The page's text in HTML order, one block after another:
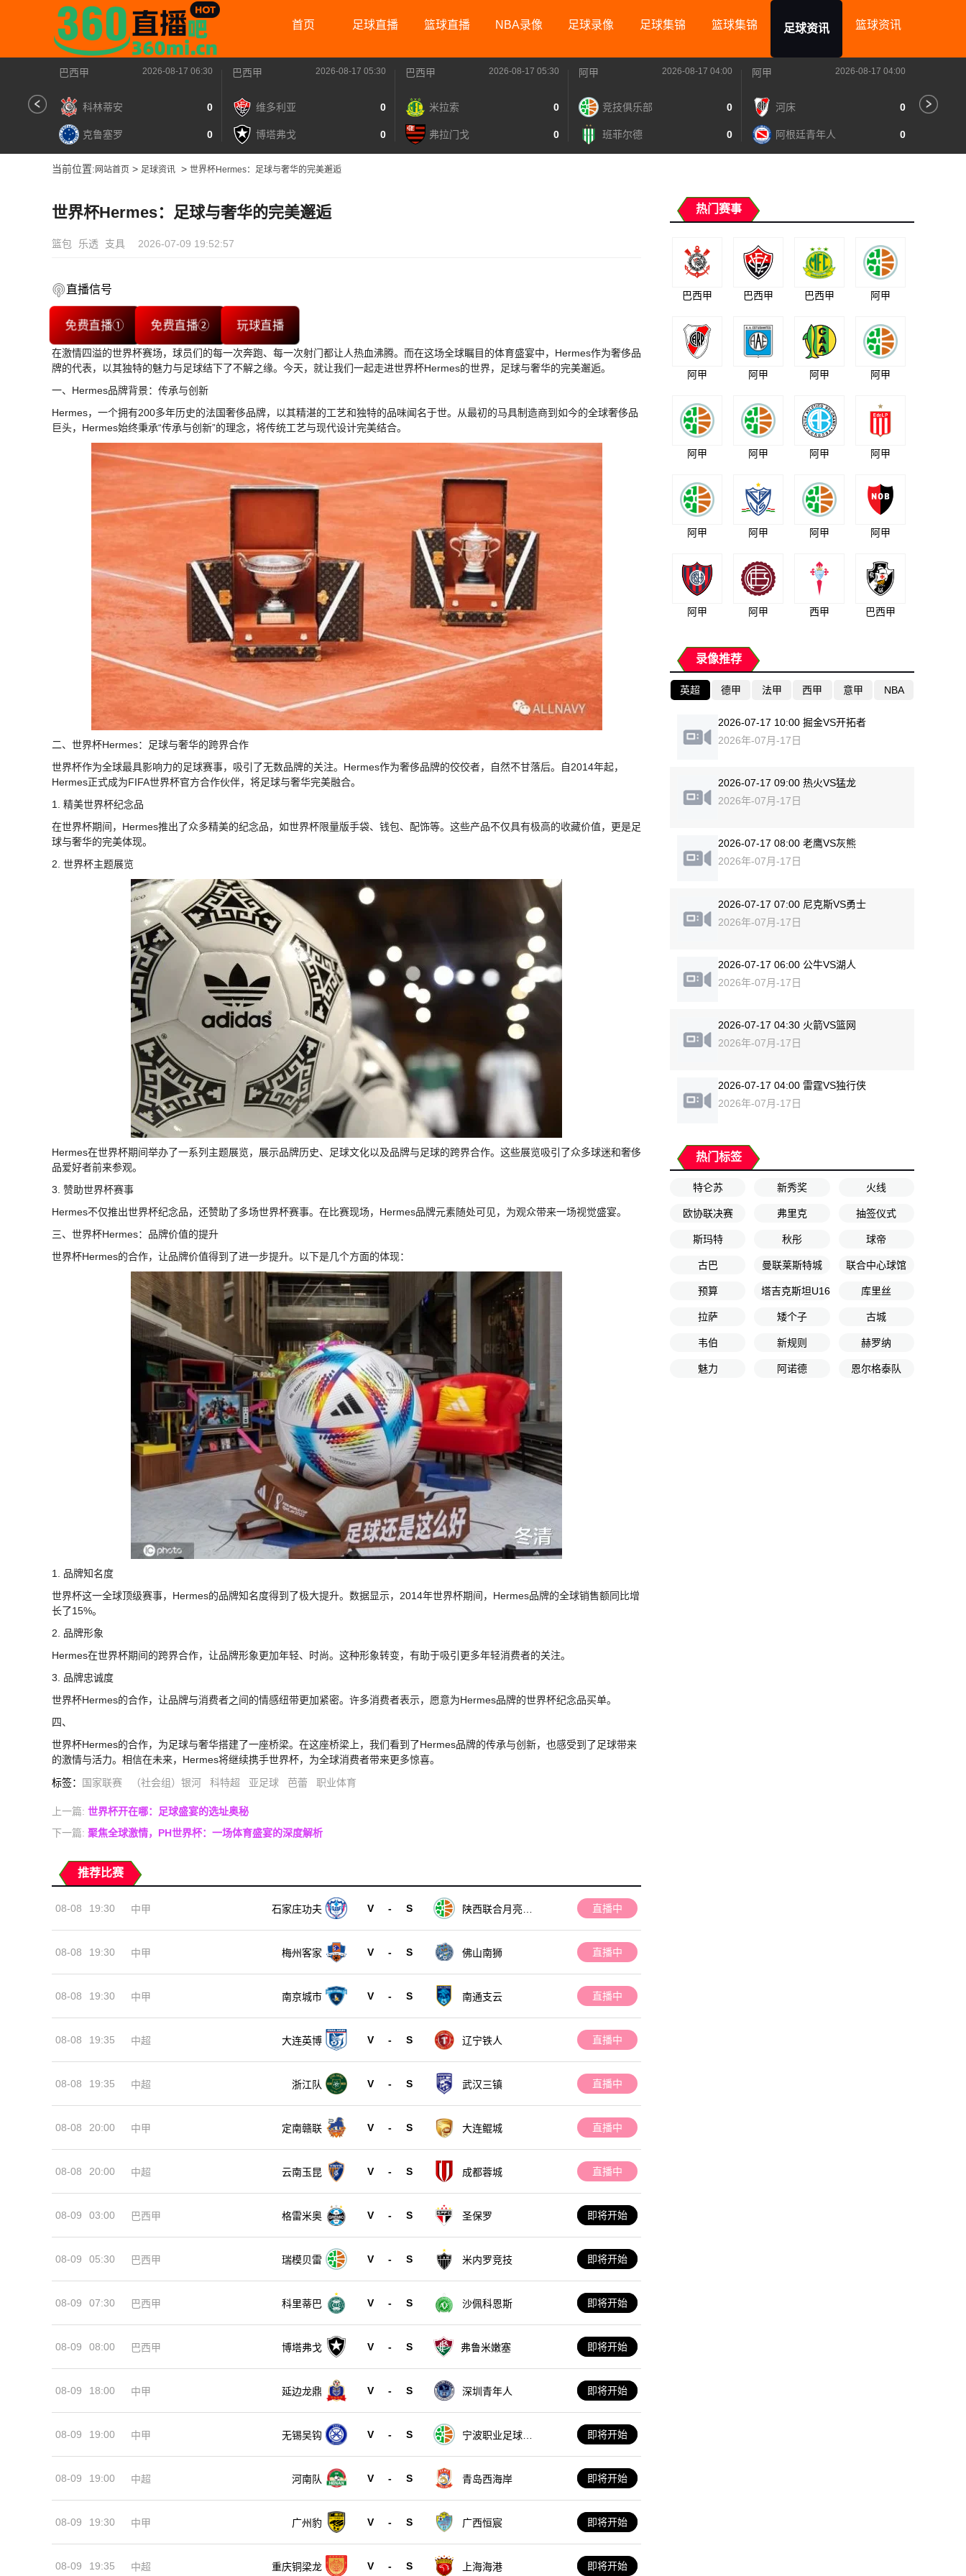
首页 足球直播 篮球直播 NBA录像 足球录像 足球集锦 篮球集锦 足球资讯 篮球资讯
巴西甲 2026-08-17 06:30
科林蒂安 0
克鲁塞罗 0
巴西甲 2026-08-17 05:30
维多利亚 0
博塔弗戈 0
巴西甲 2026-08-17 05:30
米拉索 0
弗拉门戈 0
阿甲 2026-08-17 04:00
竞技俱乐部 0
班菲尔德 0
阿甲 2026-08-17 04:00
河床 0
阿根廷青年人 0
当前位置: 网站首页 > 足球资讯 > 世界杯Hermes：足球与奢华的完美邂逅
世界杯Hermes：足球与奢华的完美邂逅
篮包 乐透 支具 2026-07-09 19:52:57
直播信号
免费直播① 免费直播② 玩球直播
在激情四溢的世界杯赛场，球员们的每一次奔跑、每一次射门都让人热血沸腾。而在这场全球瞩目的体育盛宴中，Hermes作为奢侈品
牌的代表，以其独特的魅力与足球结下了不解之缘。今天，就让我们一起走进世界杯Hermes的世界，足球与奢华的完美邂逅。
一、Hermes品牌背景：传承与创新
Hermes，一个拥有200多年历史的法国奢侈品牌，以其精湛的工艺和独特的品味闻名于世。从最初的马具制造商到如今的全球奢侈品
巨头，Hermes始终秉承“传承与创新”的理念，将传统工艺与现代设计完美结合。
二、世界杯Hermes：足球与奢华的跨界合作
世界杯作为全球最具影响力的足球赛事，吸引了无数品牌的关注。Hermes作为奢侈品牌的佼佼者，自然不甘落后。自2014年起，
Hermes正式成为FIFA世界杯官方合作伙伴，将足球与奢华完美融合。
1. 精美世界杯纪念品
在世界杯期间，Hermes推出了众多精美的纪念品，如世界杯限量版手袋、钱包、配饰等。这些产品不仅具有极高的收藏价值，更是足
球与奢华的完美体现。
2. 世界杯主题展览
Hermes在世界杯期间举办了一系列主题展览，展示品牌历史、足球文化以及品牌与足球的跨界合作。这些展览吸引了众多球迷和奢侈
品爱好者前来参观。
3. 赞助世界杯赛事
Hermes不仅推出世界杯纪念品，还赞助了多场世界杯赛事。在比赛现场，Hermes品牌元素随处可见，为观众带来一场视觉盛宴。
三、世界杯Hermes：品牌价值的提升
世界杯Hermes的合作，让品牌价值得到了进一步提升。以下是几个方面的体现：
1. 品牌知名度
世界杯这一全球顶级赛事，Hermes的品牌知名度得到了极大提升。数据显示，2014年世界杯期间，Hermes品牌的全球销售额同比增
长了15%。
2. 品牌形象
Hermes在世界杯期间的跨界合作，让品牌形象更加年轻、时尚。这种形象转变，有助于吸引更多年轻消费者的关注。
3. 品牌忠诚度
世界杯Hermes的合作，让品牌与消费者之间的情感纽带更加紧密。许多消费者表示，愿意为Hermes品牌的世界杯纪念品买单。
四、
世界杯Hermes的合作，为足球与奢华搭建了一座桥梁。在这座桥梁上，我们看到了Hermes品牌的传承与创新，也感受到了足球带来
的激情与活力。相信在未来，Hermes将继续携手世界杯，为全球消费者带来更多惊喜。
标签： 国家联赛 （社会组）银河 科特超 亚足球 芭蕾 职业体育
上一篇: 世界杯开在哪：足球盛宴的选址奥秘
下一篇: 聚焦全球激情，PH世界杯：一场体育盛宴的深度解析
推荐比赛
08-08 19:30 中甲 石家庄功夫 V - S
陕西联合月亮泊
直播中
08-08 19:30 中甲 梅州客家 V - S 佛山南狮 直播中
08-08 19:30 中甲 南京城市 V - S 南通支云 直播中
08-08 19:35 中超 大连英博 V - S 辽宁铁人 直播中
08-08 19:35 中超 浙江队 V - S 武汉三镇 直播中
08-08 20:00 中甲 定南赣联 V - S 大连鲲城 直播中
08-08 20:00 中超 云南玉昆 V - S 成都蓉城 直播中
08-09 03:00 巴西甲 格雷米奥 V - S 圣保罗 即将开始
08-09 05:30 巴西甲 瑞模贝雷 V - S 米内罗竞技 即将开始
08-09 07:30 巴西甲 科里蒂巴 V - S 沙佩科恩斯 即将开始
08-09 08:00 巴西甲 博塔弗戈 V - S 弗鲁米嫩塞 即将开始
08-09 18:00 中甲 延边龙鼎 V - S 深圳青年人 即将开始
08-09 19:00 中甲 无锡吴钩 V - S
宁波职业足球俱
即将开始
08-09 19:00 中超 河南队 V - S 青岛西海岸 即将开始
08-09 19:30 中甲 广州豹 V - S 广西恒宸 即将开始
08-09 19:35 中超 重庆铜梁龙 V - S 上海海港 即将开始
热门赛事
巴西甲 巴西甲 巴西甲 阿甲
阿甲 阿甲 阿甲 阿甲
阿甲 阿甲 阿甲 阿甲
阿甲 阿甲 阿甲 阿甲
阿甲 阿甲 西甲 巴西甲
录像推荐
英超 德甲 法甲 西甲 意甲 NBA
2026-07-17 10:00 掘金VS开拓者
2026年-07月-17日
2026-07-17 09:00 热火VS猛龙
2026年-07月-17日
2026-07-17 08:00 老鹰VS灰熊
2026年-07月-17日
2026-07-17 07:00 尼克斯VS勇士
2026年-07月-17日
2026-07-17 06:00 公牛VS湖人
2026年-07月-17日
2026-07-17 04:30 火箭VS篮网
2026年-07月-17日
2026-07-17 04:00 雷霆VS独行侠
2026年-07月-17日
热门标签
特仑苏 新秀奖 火线
欧协联决赛 弗里克 抽签仪式
斯玛特 秋彤 球帝
古巴 曼联莱斯特城 联合中心球馆
预算 塔吉克斯坦U16 库里丝
拉萨 矮个子 古城
韦伯 新规则 赫罗纳
魅力 阿诺德 恩尔格泰队